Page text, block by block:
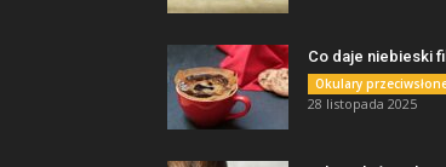
Co daje niebieski
Okulary
28 listopada 2025